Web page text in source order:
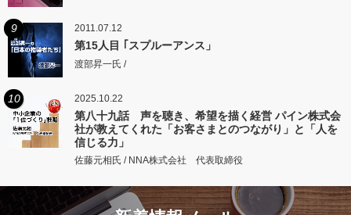
9 2011.07.12
第15人目 ｢スプルーアンス」
渡部昇一氏 /
10 2025.10.22
第八十九話 声を聴き、希望を描く経営 パイン株式会
社が教えてくれた「お客さまとのつながり」と「人を
信じる力」
佐藤元相氏 / NNA株式会社 代表取締役